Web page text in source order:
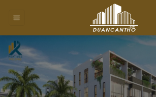
đến
dung